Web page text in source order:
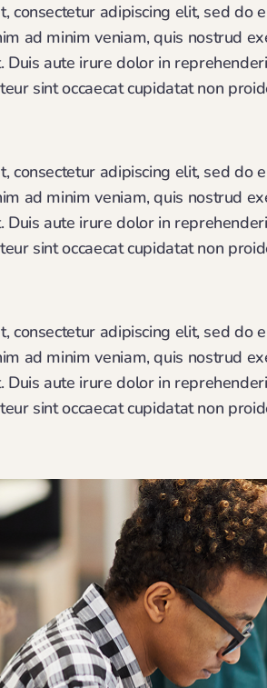
consectetur adipiscing elit, sed do
ad minim veniam, quis nostrud
Duis aute irure dolor in
sint occaecat cupidatat non
consectetur adipiscing elit, sed do
ad minim veniam, quis nostrud
Duis aute irure dolor in
sint occaecat cupidatat non
consectetur adipiscing elit, sed do
ad minim veniam, quis nostrud
Duis aute irure dolor in
sint occaecat cupidatat non